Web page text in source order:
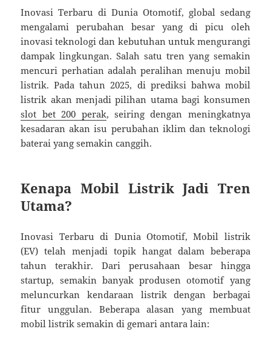
Inovasi Terbaru di Dunia Otomotif, global sedang
mengalami perubahan besar yang di picu oleh
inovasi teknologi dan kebutuhan untuk mengurangi
dampak lingkungan. Salah satu tren yang semakin
mencuri perhatian adalah peralihan menuju mobil
listrik. Pada tahun 2025, di prediksi bahwa mobil
listrik akan menjadi pilihan utama bagi konsumen
slot bet 200 perak, seiring dengan meningkatnya
kesadaran akan isu perubahan iklim dan teknologi
baterai yang semakin canggih.
Kenapa Mobil Listrik Jadi Tren
Utama?
Inovasi Terbaru di Dunia Otomotif, Mobil listrik
(EV) telah menjadi topik hangat dalam beberapa
tahun terakhir. Dari perusahaan besar hingga
startup, semakin banyak produsen otomotif yang
meluncurkan kendaraan listrik dengan berbagai
fitur unggulan. Beberapa alasan yang membuat
mobil listrik semakin di gemari antara lain: